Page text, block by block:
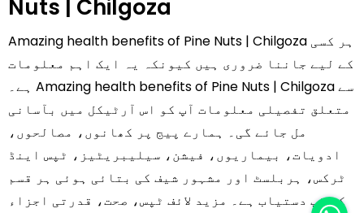
Nuts | Chilgoza
Amazing health benefits of Pine Nuts | Chilgoza ہر کسی
کے لیے جاننا ضروری ہیں کیونکہ یہ ایک اہم معلومات
ہے۔ Amazing health benefits of Pine Nuts | Chilgoza سے
متعلق تفصیلی معلومات آپ کو اس آرٹیکل میں بآسانی
مل جائے گی۔ ہمارے پیج پر کھانوں، مصالحوں،
ادویات، بیماریوں، فیشن، سیلیبریٹیز، ٹپس اینڈ
ٹرکس، ہربلسٹ اور مشہور شیف کی بتائی ہوئی ہر قسم
کی ٹپ دستیاب ہے۔ مزید لائف ٹپس، صحت، قدرتی اجزاء